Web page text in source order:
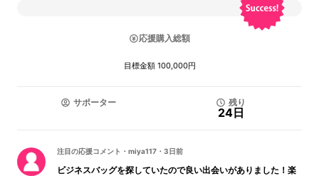
応援購入総額
目標金額 100,000円
サポーター 残り
24日
注目の応援コメント ・ miya117 ・ 3日前
ビジネスバッグを探していたので良い出会いがありました！楽